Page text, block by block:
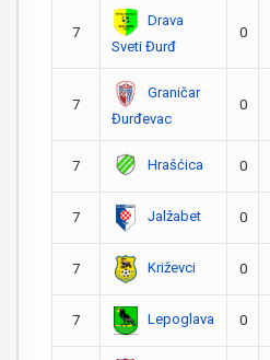
7
Drava
Sveti Đurđ
0
7
Graničar
Đurđevac
0
7 Hrašćica 0
7 Jalžabet 0
7 Križevci 0
7 Lepoglava 0